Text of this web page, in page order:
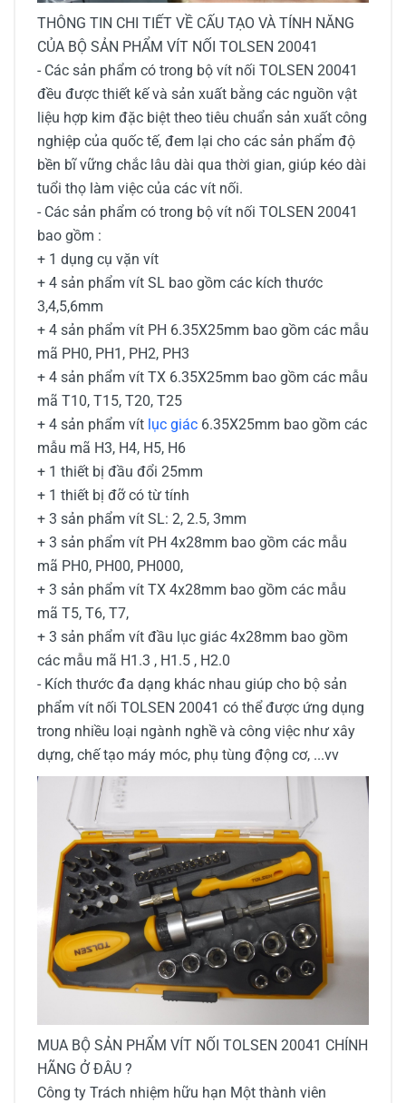
THÔNG TIN CHI TIẾT VỀ CẤU TẠO VÀ TÍNH NĂNG
CỦA BỘ SẢN PHẨM VÍT NỐI TOLSEN 20041
- Các sản phẩm có trong bộ vít nối TOLSEN 20041
đều được thiết kế và sản xuất bằng các nguồn vật
liệu hợp kim đặc biệt theo tiêu chuẩn sản xuất công
nghiệp của quốc tế, đem lại cho các sản phẩm độ
bền bĩ vững chắc lâu dài qua thời gian, giúp kéo dài
tuổi thọ làm việc của các vít nối.
- Các sản phẩm có trong bộ vít nối TOLSEN 20041
bao gồm :
+ 1 dụng cụ vặn vít
+ 4 sản phẩm vít SL bao gồm các kích thước
3,4,5,6mm
+ 4 sản phẩm vít PH 6.35X25mm bao gồm các mẫu
mã PH0, PH1, PH2, PH3
+ 4 sản phẩm vít TX 6.35X25mm bao gồm các mẫu
mã T10, T15, T20, T25
+ 4 sản phẩm vít lục giác 6.35X25mm bao gồm các
mẫu mã H3, H4, H5, H6
+ 1 thiết bị đầu đổi 25mm
+ 1 thiết bị đỡ có từ tính
+ 3 sản phẩm vít SL: 2, 2.5, 3mm
+ 3 sản phẩm vít PH 4x28mm bao gồm các mẫu
mã PH0, PH00, PH000,
+ 3 sản phẩm vít TX 4x28mm bao gồm các mẫu
mã T5, T6, T7,
+ 3 sản phẩm vít đầu lục giác 4x28mm bao gồm
các mẫu mã H1.3 , H1.5 , H2.0
- Kích thước đa dạng khác nhau giúp cho bộ sản
phẩm vít nối TOLSEN 20041 có thể được ứng dụng
trong nhiều loại ngành nghề và công việc như xây
dựng, chế tạo máy móc, phụ tùng động cơ, ...vv
MUA BỘ SẢN PHẨM VÍT NỐI TOLSEN 20041 CHÍNH
HÃNG Ở ĐÂU ?
Công ty Trách nhiệm hữu hạn Một thành viên